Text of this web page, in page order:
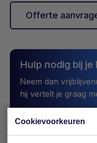
Offerte
Hulp nodig bij je
Neem dan
hij vertelt je graag
sales@ktainer.com
Cookievoorkeuren